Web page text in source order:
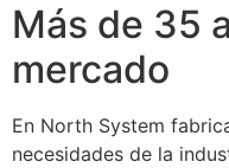
Más de 35
mercado
En North System
necesidades de la